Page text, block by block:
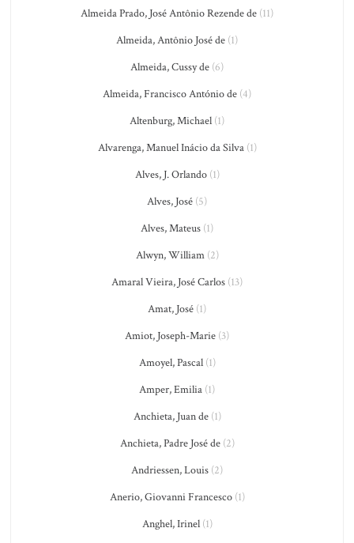
Almeida Prado, José Antônio Rezende de (11)
Almeida, Antônio José de (1)
Almeida, Cussy de (6)
Almeida, Francisco António de (4)
Altenburg, Michael (1)
Alvarenga, Manuel Inácio da Silva(1)
Alves, J. Orlando(1)
Alves, José (5)
Alves, Mateus (1)
Alwyn, William(2)
Amaral Vieira, José Carlos (13)
Amat, José (1)
Amiot, Joseph-Marie (3)
Amoyel, Pascal(1)
Amper, Emilia (1)
Anchieta, Juan de(1)
Anchieta, Padre José de(2)
Andriessen, Louis (2)
Anerio, Giovanni Francesco(1)
Anghel, Irinel(1)